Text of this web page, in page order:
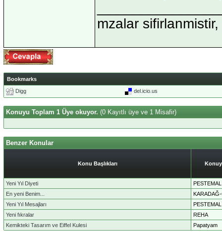
mzalar
Bookmarks
Digg
del.icio.us
Konuyu Toplam 1 Üye okuyor. (0 Kayıtlı üye ve 1 Misafir)
Benzer Konular
Konu Başlıkları
Yeni Yıl Diyeti
PESTEMAL
En yeni Benim...
Yeni Yıl Mesajları
PESTEMAL
Yeni fıkralar
REHA
Kemikteki Tasarım ve Eiffel Kulesi
Papatyam